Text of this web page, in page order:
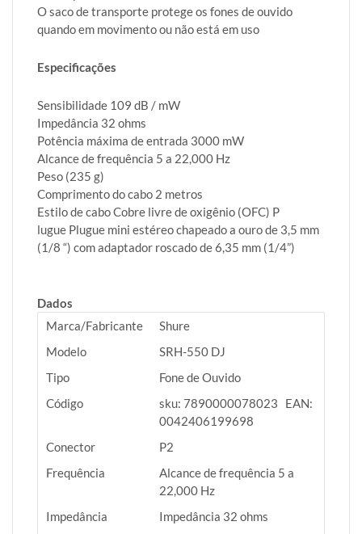
O saco de transporte protege os fones de ouvido
quando em movimento ou não está em uso
Especificações
Sensibilidade 109 dB / mW
Impedância 32 ohms
Potência máxima de entrada 3000 mW
Alcance de frequência 5 a 22,000 Hz
Peso (235 g)
Comprimento do cabo 2 metros
Estilo de cabo Cobre livre de oxigênio (OFC) P
lugue Plugue mini estéreo chapeado a ouro de 3,5 mm
(1/8 “) com adaptador roscado de 6,35 mm (1/4”)
Dados
Marca/Fabricante
Shure
Modelo
SRH-550 DJ
Tipo
Fone de Ouvido
Código
sku: 7890000078023 EAN:
0042406199698
Conector
P2
Frequência
Alcance de frequência 5 a
22,000 Hz
Impedância
Impedância 32 ohms